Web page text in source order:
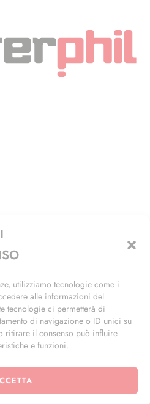
utilizziamo tecnologie come i
alle informazioni del
tecnologie ci permetterà di
di navigazione o ID unici su
ritirare il consenso può influire
e funzioni.
Sul Naviglio (MI)